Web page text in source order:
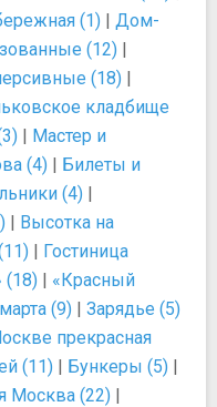
(1) | Дом-
(12) |
(18) |
кладбище
| Мастер и
(4) | Билеты и
(4) |
| Высотка на
| Гостиница
(18) | «Красный
(9) | Зарядье (5)
прекрасная
(11) | Бункеры (5) |
Москва (22) |